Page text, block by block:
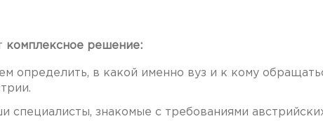
комплексное решение:
определить, в какой именно вуз и к кому
специалисты, знакомые с требованиями